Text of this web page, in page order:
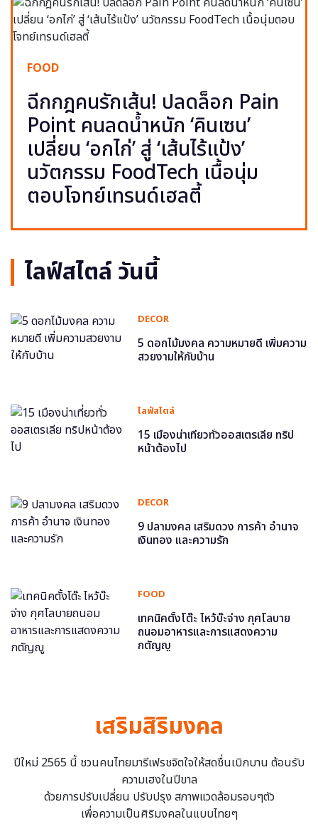
FOOD
ฉีกกฎคนรักเส้น! ปลดล็อก Pain
Point คนลดน้ำหนัก ‘คินเซน’
เปลี่ยน ‘อกไก่’ สู่ ‘เส้นไร้แป้ง’
นวัตกรรม FoodTech เนื้อนุ่ม
ตอบโจทย์เทรนด์เฮลตี้
ไลฟ์สไตล์ วันนี้
DECOR
5 ดอกไม้มงคล ความหมายดี เพิ่มความ
สวยงามให้กับบ้าน
ไลฟ์สไตล์
15 เมืองน่าเที่ยวทั่วออสเตรเลีย ทริป
หน้าต้องไป
DECOR
9 ปลามงคล เสริมดวง การค้า อำนาจ
เงินทอง และความรัก
FOOD
เทคนิคตั้งโต๊ะ ไหว้บ๊ะจ่าง กุศโลบาย
ถนอมอาหารและการแสดงความ
กตัญญู
เสริมสิริมงคล
ปีใหม่ 2565 นี้ ชวนคนไทยมารีเฟรชจิตใจให้สดชื่นเบิกบาน ต้อนรับ
ความเฮงในปีขาล
ด้วยการปรับเปลี่ยน ปรับปรุง สภาพแวดล้อมรอบๆตัว
เพื่อความเป็นศิริมงคลในแบบไทยๆ